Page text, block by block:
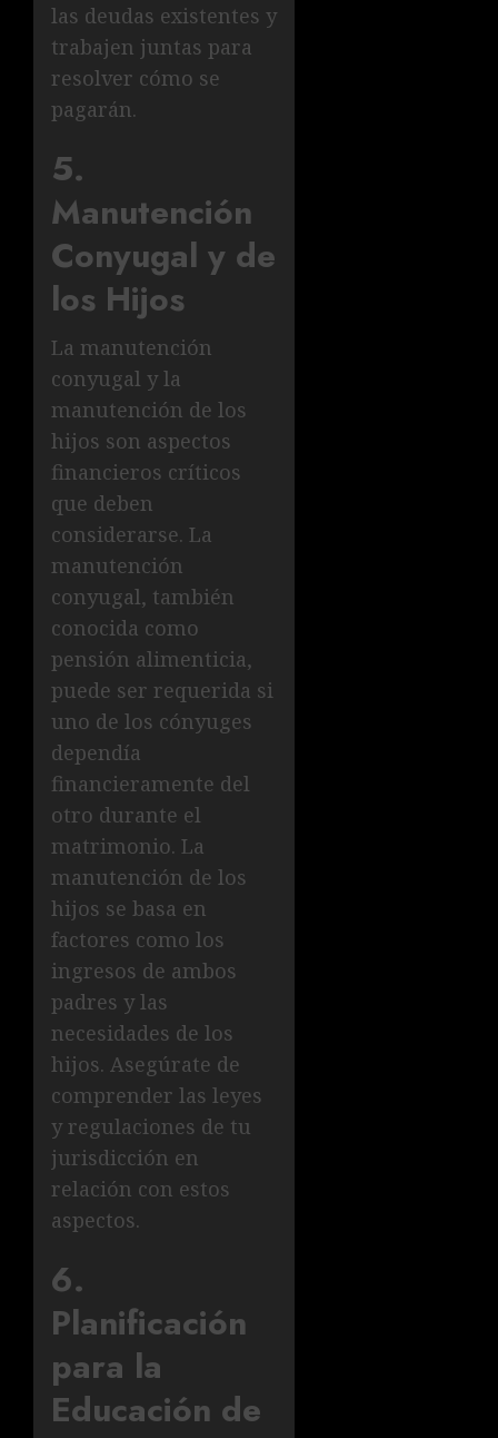
las deudas existentes y
trabajen juntas para
resolver cómo se
pagarán.
5.
Manutención
Conyugal y de
los Hijos
La manutención
conyugal y la
manutención de los
hijos son aspectos
financieros críticos
que deben
considerarse. La
manutención
conyugal, también
conocida como
pensión alimenticia,
puede ser requerida si
uno de los cónyuges
dependía
financieramente del
otro durante el
matrimonio. La
manutención de los
hijos se basa en
factores como los
ingresos de ambos
padres y las
necesidades de los
hijos. Asegúrate de
comprender las leyes
y regulaciones de tu
jurisdicción en
relación con estos
aspectos.
6.
Planificación
para la
Educación de